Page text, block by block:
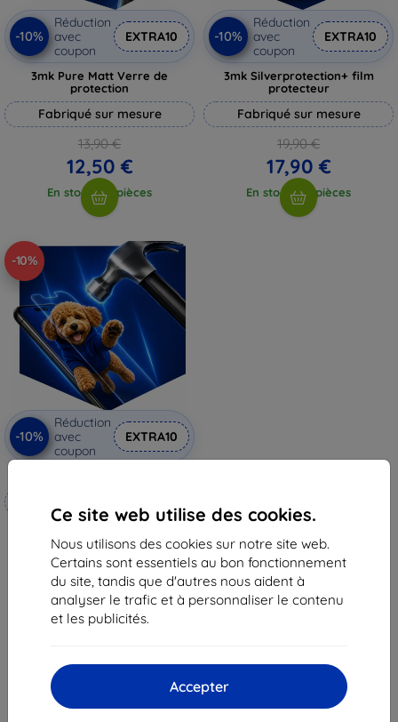
Ce site web utilise des cookies.
Nous utilisons des cookies sur notre site web.
Certains sont essentiels au bon fonctionnement
du site, tandis que d'autres nous aident à
analyser le trafic et à personnaliser le contenu
et les publicités.
Accepter
-10%
Réduction
avec
coupon
EXTRA10
3mk Pure Matt Verre de
protection
Fabriqué sur mesure
13,90 €
12,50 €
En stock > 5 pièces
-10%
Réduction
avec
coupon
EXTRA10
3mk Silverprotection+ film
protecteur
Fabriqué sur mesure
19,90 €
17,90 €
En stock > 5 pièces
-10%
-10%
Réduction
avec
coupon
EXTRA10
18,82 €
En stock 4 pièces
du total